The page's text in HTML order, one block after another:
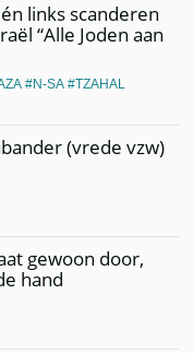
links scanderen
“Alle Joden aan
N-SA TZAHAL
(vrede vzw)
gewoon door,
hand